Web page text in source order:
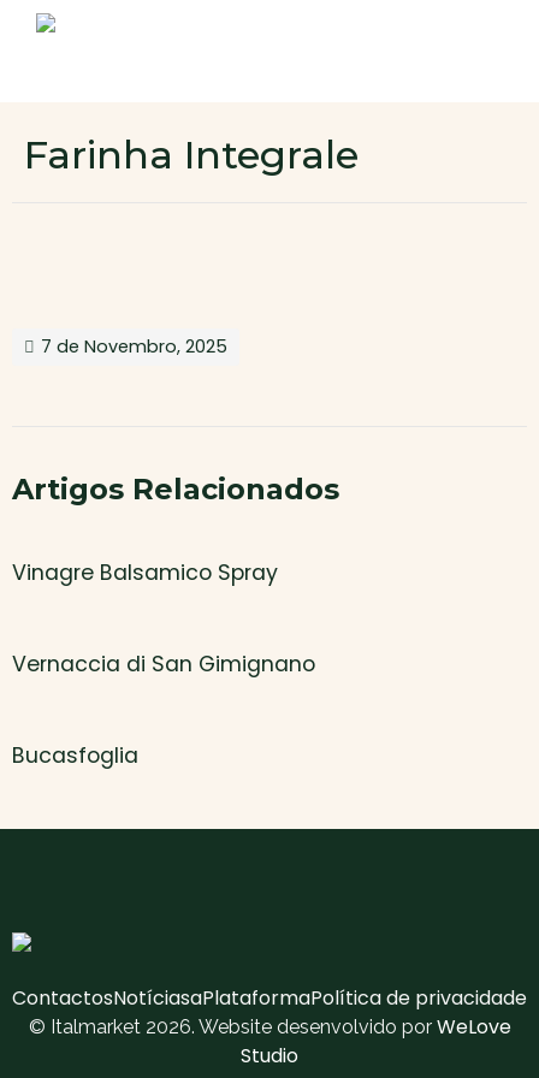
Área de cliente
Farinha Integrale
7 de Novembro, 2025
Artigos Relacionados
Vinagre Balsamico Spray
Vernaccia di San Gimignano
Bucasfoglia
ContactosNotíciasaPlataformaPolítica de privacidade
© Italmarket 2026. Website desenvolvido por WeLove
Studio